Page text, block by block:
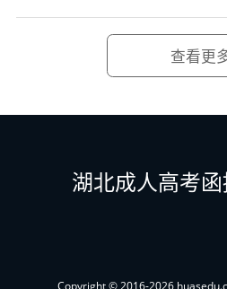
特别提示：报名照片应
照招生计划从高分到低分
查看更
湖北成人高考
Copyright © 2016-2026